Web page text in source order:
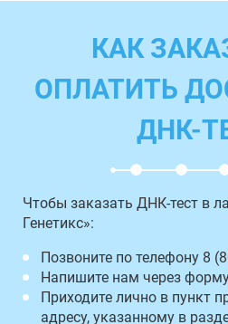
КАК
ОПЛАТИТЬ
ДНК-
Чтобы заказать ДНК-тест в
Генетикс»:
Позвоните по телефону 8
Напишите нам через
Приходите лично в пункт
адресу, указанному в